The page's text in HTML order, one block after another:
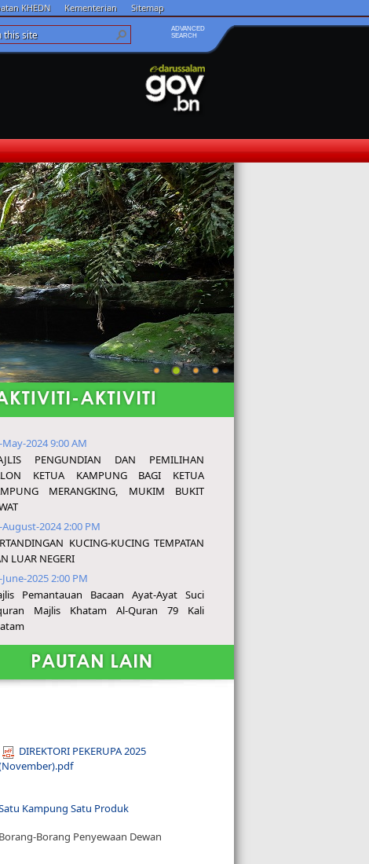
KHEDN Kementerian Sitemap
ADVANCED
SEARCH
May-2024 9:00 AM
PENGUNDIAN DAN PEMILIHAN
KETUA KAMPUNG BAGI KETUA
MERANGKING, MUKIM BUKIT
August-2024 2:00 PM
KUCING-KUCING TEMPATAN
LUAR NEGERI
2025 2:00 PM
Pemantauan Bacaan Ayat-Ayat Suci
Majlis Khatam Al-Quran 79 Kali
DIREKTORI PEKERUPA 2025
Kampung Satu Produk
Borang-Borang Penyewaan Dewan